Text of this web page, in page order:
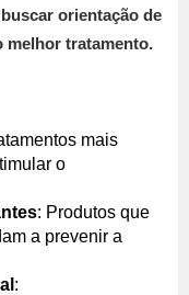
orientação de
melhor tratamento.
mais
o
: Produtos que
a prevenir a
: